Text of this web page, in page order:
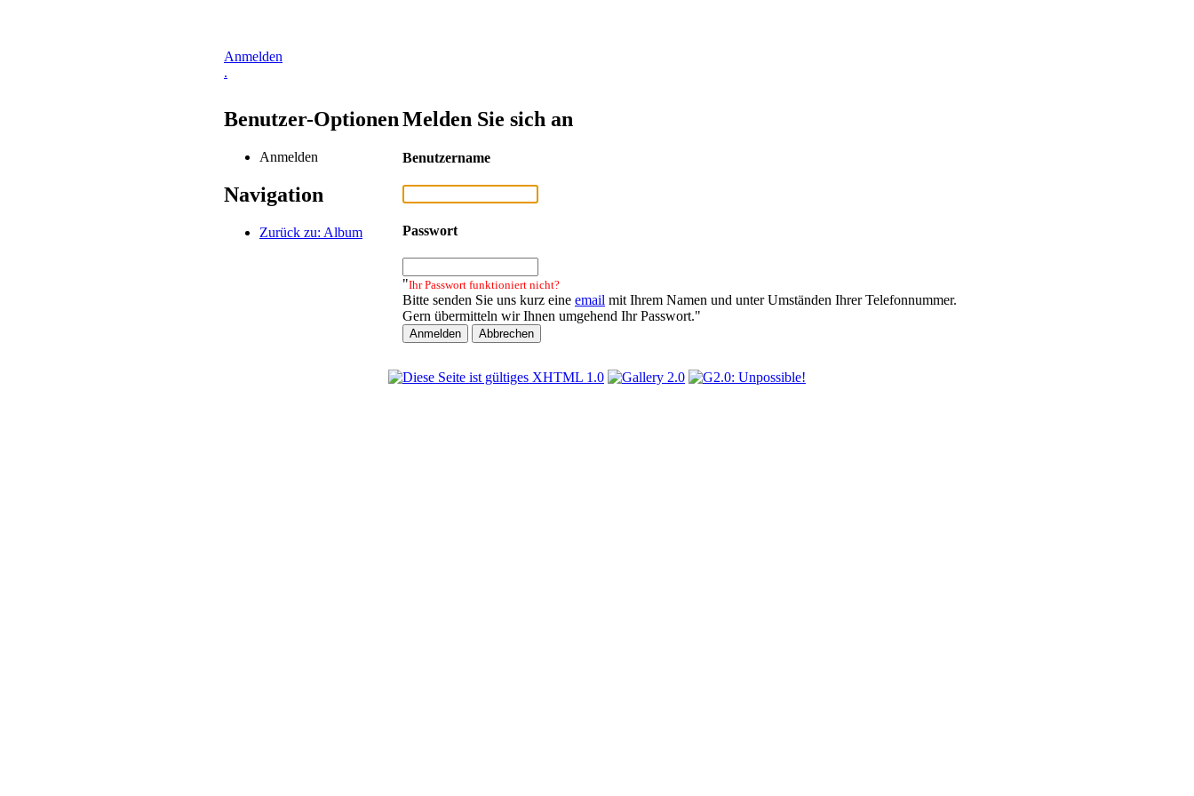
Anmelden
.
Benutzer-Optionen
Anmelden
Navigation
Zurück zu: Album
Melden Sie sich an
Benutzername
Passwort
"Ihr Passwort funktioniert nicht?
Bitte senden Sie uns kurz eine email mit Ihrem Namen und unter Umständen Ihrer Telefonnummer.
Gern übermitteln wir Ihnen umgehend Ihr Passwort."